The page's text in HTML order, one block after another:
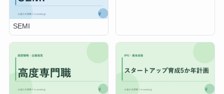
SEMI